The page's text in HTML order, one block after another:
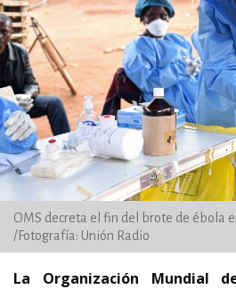
OMS decreta el fin del brote de ébola
/Fotografía: Unión Radio
La Organización Mundial